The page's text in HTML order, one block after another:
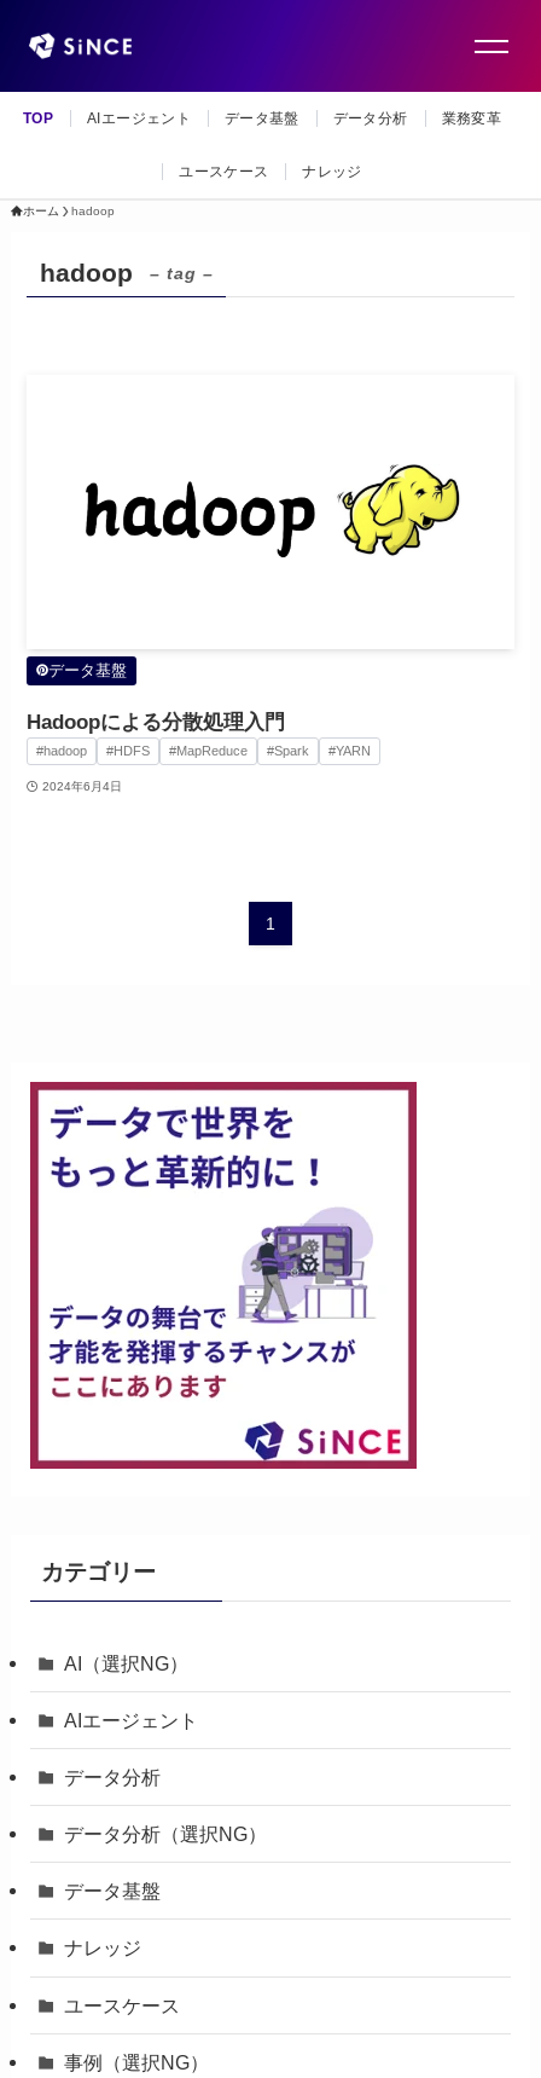
TOP AIエージェント データ基盤 データ分析 業務変革
ユースケース ナレッジ
ホーム hadoop
hadoop – tag –
データ基盤
Hadoopによる分散処理入門
#hadoop #HDFS #MapReduce #Spark #YARN
2024年6月4日
1
カテゴリー
AI（選択NG）
AIエージェント
データ分析
データ分析（選択NG）
データ基盤
ナレッジ
ユースケース
事例（選択NG）